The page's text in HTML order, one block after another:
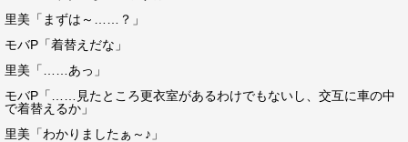
里美「まずは～……？」
モバP「着替えだな」
里美「……あっ」
モバP「……見たところ更衣室があるわけでもないし、交互に車の中
で着替えるか」
里美「わかりましたぁ～♪」